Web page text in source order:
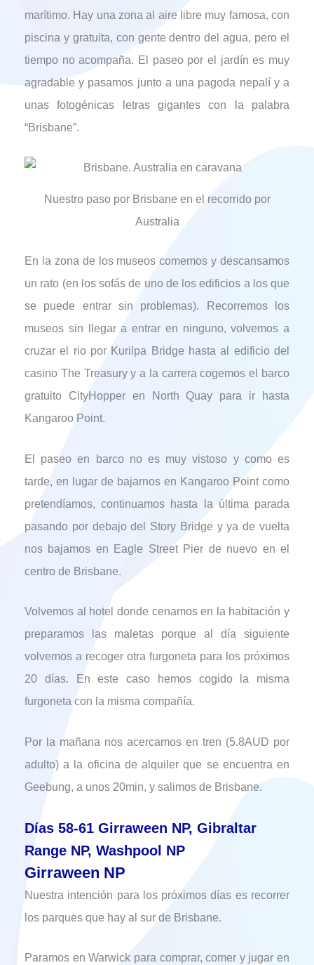
marítimo. Hay una zona al aire libre muy famosa, con
piscina y gratuita, con gente dentro del agua, pero el
tiempo no acompaña. El paseo por el jardín es muy
agradable y pasamos junto a una pagoda nepalí y a
unas fotogénicas letras gigantes con la palabra
“Brisbane”.
Nuestro paso por Brisbane en el recorrido por
Australia
En la zona de los museos comemos y descansamos
un rato (en los sofás de uno de los edificios a los que
se puede entrar sin problemas). Recorremos los
museos sin llegar a entrar en ninguno, volvemos a
cruzar el rio por Kurilpa Bridge hasta al edificio del
casino The Treasury y a la carrera cogemos el barco
gratuito CityHopper en North Quay para ir hasta
Kangaroo Point.
El paseo en barco no es muy vistoso y como es
tarde, en lugar de bajarnos en Kangaroo Point como
pretendíamos, continuamos hasta la última parada
pasando por debajo del Story Bridge y ya de vuelta
nos bajamos en Eagle Street Pier de nuevo en el
centro de Brisbane.
Volvemos al hotel donde cenamos en la habitación y
preparamos las maletas porque al día siguiente
volvemos a recoger otra furgoneta para los próximos
20 días. En este caso hemos cogido la misma
furgoneta con la misma compañía.
Por la mañana nos acercamos en tren (5.8AUD por
adulto) a la oficina de alquiler que se encuentra en
Geebung, a unos 20min, y salimos de Brisbane.
Días 58-61 Girraween NP, Gibraltar
Range NP, Washpool NP
Girraween NP
Nuestra intención para los próximos días es recorrer
los parques que hay al sur de Brisbane.
Paramos en Warwick para comprar, comer y jugar en